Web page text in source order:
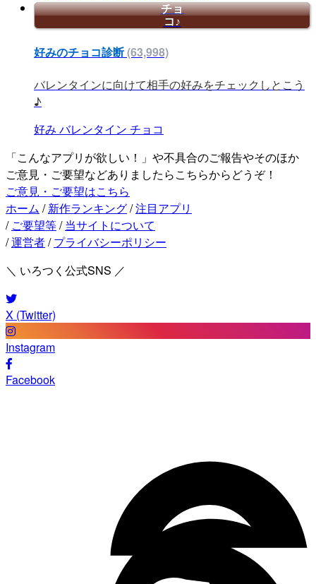
チョ
コ♪
好みのチョコ診断(63,998)
バレンタインに向けて相手の好みをチェックしとこう
♪
好み バレンタイン チョコ
「こんなアプリが欲しい！」や不具合のご報告やそのほか
ご意見・ご要望などありましたらこちらからどうぞ！
ご意見・ご要望はこちら
ホーム / 新作ランキング/注目アプリ
/ ご要望等/ 当サイトについて
/運営者/ プライバシーポリシー
＼ いろつく公式SNS ／
X (Twitter)
Instagram
Facebook